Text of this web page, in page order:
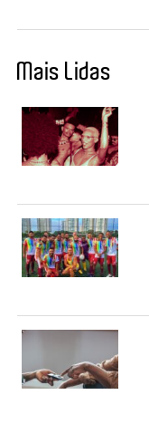
Mais Lidas